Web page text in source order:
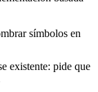
símbolos en
existente: pide que